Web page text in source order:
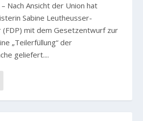
Nach Ansicht der Union hat
Sabine Leutheusser-
(FDP) mit dem Gesetzentwurf zur
„Teilerfüllung“ der
geliefert....